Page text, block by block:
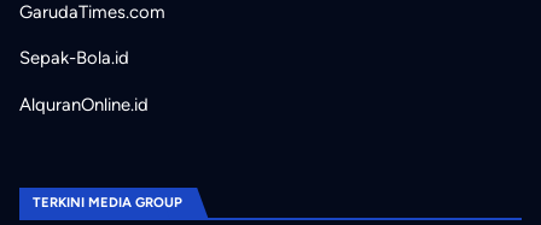
GarudaTimes.com
Sepak-Bola.id
AlquranOnline.id
TERKINI MEDIA GROUP